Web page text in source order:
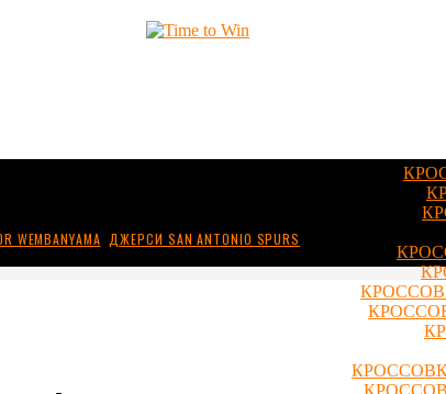
ДЖЕРСИ SAN ANTONIO SPURS